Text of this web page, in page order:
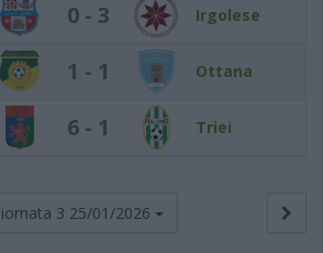
0 - 3 Irgolese
1 - 1 Ottana
6 - 1 Triei
3 25/01/2026